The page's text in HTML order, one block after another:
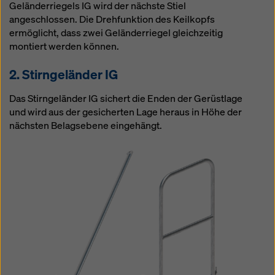
Geländerriegels IG wird der nächste Stiel
angeschlossen. Die Drehfunktion des Keilkopfs
ermöglicht, dass zwei Geländerriegel gleichzeitig
montiert werden können.
2. Stirngeländer IG
Das Stirngeländer IG sichert die Enden der Gerüstlage
und wird aus der gesicherten Lage heraus in Höhe der
nächsten Belagsebene eingehängt.